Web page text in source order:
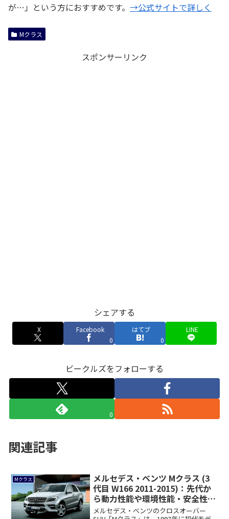
が…」という方におすすめです。 →公式サイトで詳しく
Mクラス
スポンサーリンク
シェアする
X
Facebook
0
はてブ
0
LINE
ビークルズをフォローする
0
関連記事
Mクラス
メルセデス・ベンツ Mクラス (3
代目 W166 2011-2015)：先代か
ら動力性能や環境性能・安全性能
がアップ
メルセデス・ベンツのクロスオーバー